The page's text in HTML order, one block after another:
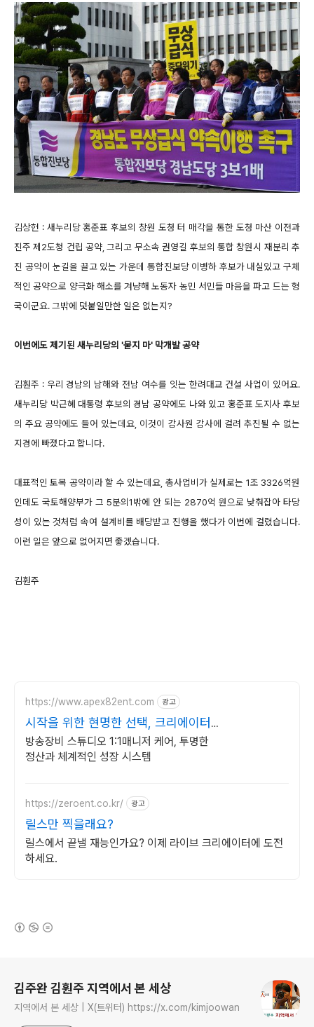
김상헌 : 새누리당 홍준표 후보의 창원 도청 터 매각을 통한 도청 마산 이전과
진주 제2도청 건립 공약, 그리고 무소속 권영길 후보의 통합 창원시 재분리 추
진 공약이 눈길을 끌고 있는 가운데 통합진보당 이병하 후보가 내실있고 구체
적인 공약으로 양극화 해소를 겨냥해 노동자 농민 서민들 마음을 파고 드는 형
국이군요. 그밖에 덧붙일만한 일은 없는지?
이번에도 제기된 새누리당의 '묻지 마' 막개발 공약
김훤주 : 우리 경남의 남해와 전남 여수를 잇는 한려대교 건설 사업이 있어요.
새누리당 박근혜 대통령 후보의 경남 공약에도 나와 있고 홍준표 도지사 후보
의 주요 공약에도 들어 있는데요, 이것이 감사원 감사에 걸려 추진될 수 없는
지경에 빠졌다고 합니다.
대표적인 토목 공약이라 할 수 있는데요, 총사업비가 실제로는 1조 3326억원
인데도 국토해양부가 그 5분의1밖에 안 되는 2870억 원으로 낮춰잡아 타당
성이 있는 것처럼 속여 설계비를 배당받고 진행을 했다가 이번에 걸렸습니다.
이런 일은 앞으로 없어지면 좋겠습니다.
김훤주
https://www.apex82ent.com 광고
시작을 위한 현명한 선택, 크리에이터,
BJ 상시 모집
방송장비 스튜디오 1:1매니저 케어, 투명한
정산과 체계적인 성장 시스템
https://zeroent.co.kr/ 광고
릴스만 찍을래요?
릴스에서 끝낼 재능인가요? 이제 라이브 크리에이터에 도전
하세요.
김주완 김훤주 지역에서 본 세상
지역에서 본 세상 | X(트위터) https://x.com/kimjoowan